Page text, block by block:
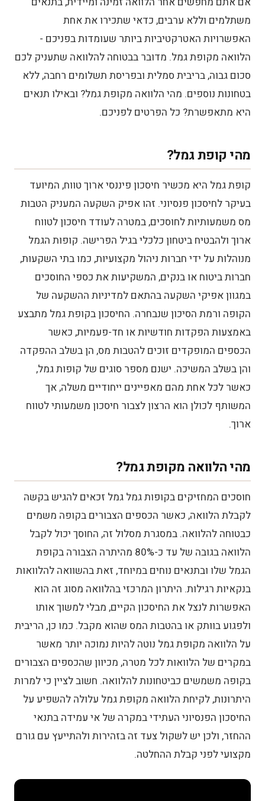
חברות אשראי חוץ בנקאיות
טבלה השוואתית בין גופים המעניקים הלוואה
מהם התנאים לקבלת הלוואה מקופת גמל?
אילו מסמכים נדרשים להגשת הבקשה?
הלוואה מקרן פנסיה
משתלמים וללא ערבים, כדאי שתכירו את אחת
האפשרויות האטרקטיביות ביותר שעומדות בפניכם -
הלוואה מקופת גמל. מדובר בבטוחה להלוואה שתעניק לכם
סכום גבוה, בריבית סמלית ובפריסת תשלומים רחבה, ללא
בטחונות נוספים. מהי הלוואה מקופת גמל? ובאילו תנאים
היא מתאפשרת? כל הפרטים לפניכם.
מהי קופת גמל?
קופת גמל היא מכשיר חיסכון פיננסי ארוך טווח, המיועד
בעיקר לחיסכון פנסיוני. זהו אפיק השקעה המעניק הטבות
מס משמעותיות לחוסכים, במטרה לעודד חיסכון לטווח
ארוך ולהבטיח ביטחון כלכלי בגיל הפרישה. קופות הגמל
מנוהלות על ידי חברות ניהול מקצועיות, כמו בתי השקעות,
חברות ביטוח או בנקים, המשקיעות את כספי החוסכים
במגוון אפיקי השקעה בהתאם למדיניות ההשקעה של
הקופה ורמת הסיכון שנבחרה. החיסכון בקופת גמל מתבצע
באמצעות הפקדות חודשיות או חד-פעמיות, כאשר
הכספים המופקדים זוכים להטבות מס, הן בשלב ההפקדה
והן בשלב המשיכה. ישנם מספר סוגים של קופות גמל,
כאשר לכל אחת מהם מאפיינים ייחודיים משלה, אך
המשותף לכולן הוא הרצון לצבור חיסכון משמעותי לטווח
ארוך.
מהי הלוואה מקופת גמל?
חוסכים המחזיקים בקופות גמל גמל זכאים להגיש בקשה
לקבלת הלוואה, כאשר הכספים הצבורים בקופה משמים
כבטוחה להלוואה. במסגרת מסלול זה, החוסך יכול לקבל
הלוואה בגובה של עד כ-80% מהיתרה הצבורה בקופת
הגמל שלו ובתנאים נוחים במיוחד, זאת בהשוואה להלוואות
בנקאיות רגילות. היתרון המרכזי בהלוואה מסוג זה הוא
האפשרות לנצל את החיסכון הקיים, מבלי למשוך אותו
ולפגוע בוותק או בהטבות המס שהוא מקבל. כמו כן, הריבית
על הלוואה מקופת גמל נוטה להיות נמוכה יותר מאשר
במקרים של הלוואות לכל מטרה, מכיוון שהכספים הצבורים
בקופה משמשים כביטחונות להלוואה. חשוב לציין כי למרות
היתרונות, לקיחת הלוואה מקופת גמל עלולה להשפיע על
החיסכון הפנסיוני העתידי במקרה של אי עמידה בתנאי
ההחזר, ולכן יש לשקול צעד זה בזהירות ולהתייעץ עם גורם
מקצועי לפני קבלת ההחלטה.